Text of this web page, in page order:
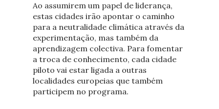
Ao assumirem um papel de liderança,
estas cidades irão apontar o caminho
para a neutralidade climática através da
experimentação, mas também da
aprendizagem colectiva. Para fomentar
a troca de conhecimento, cada cidade
piloto vai estar ligada a outras
localidades europeias que também
participem no programa.